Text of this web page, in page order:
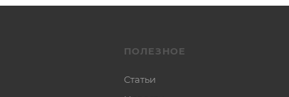
ПОЛЕЗНОЕ
Статьи